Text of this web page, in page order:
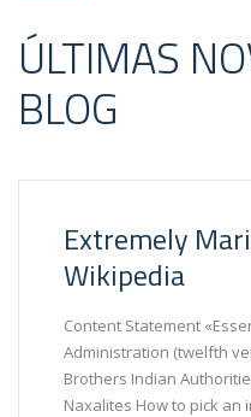
ÚLTIMAS
BLOG
Extremely
Wikipedia
Content Statement
Administration (twelfth
Brothers Indian
Naxalites How to pick